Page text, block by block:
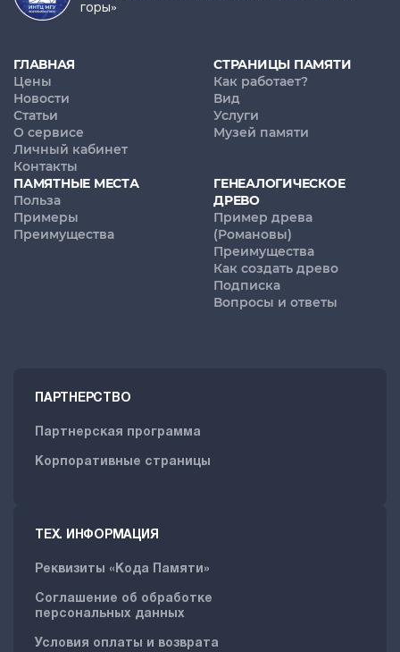
горы»
ГЛАВНАЯ
Цены
Новости
Статьи
О сервисе
Личный кабинет
Контакты
СТРАНИЦЫ ПАМЯТИ
Как работает?
Вид
Услуги
Музей памяти
ПАМЯТНЫЕ МЕСТА
Польза
Примеры
Преимущества
ГЕНЕАЛОГИЧЕСКОЕ
ДРЕВО
Пример древа
(Романовы)
Преимущества
Как создать древо
Подписка
Вопросы и ответы
ПАРТНЕРСТВО
Партнерская программа
Корпоративные страницы
ТЕХ. ИНФОРМАЦИЯ
Реквизиты «Кода Памяти»
Соглашение об обработке
персональных данных
Условия оплаты и возврата